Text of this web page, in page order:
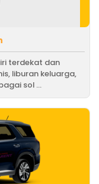
terdekat dan
liburan keluarga,
sol ...